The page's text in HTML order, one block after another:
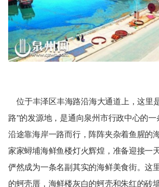
位于丰泽区丰海路沿海大通道上，这里
路”的发源地，是通向泉州市行政中心的一
沿途靠海岸一路而行，阵阵夹杂着鱼腥的
家家蟳埔海鲜鱼楼灯火辉煌，准备迎接一
俨然成为一条名副其实的海鲜美食街。这
的蚵壳厝，海鲜楼灰白的蚵壳和朱红的砖